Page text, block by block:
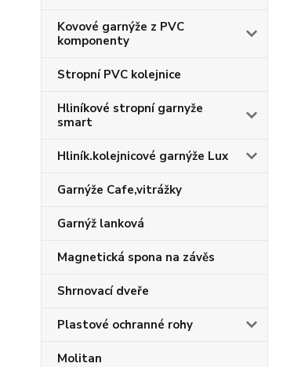
Kovové garnýže z PVC
komponenty
Stropní PVC kolejnice
Hliníkové stropní garnyže
smart
Hliník.kolejnicové garnýže Lux
Garnýže Cafe,vitrážky
Garnýž lanková
Magnetická spona na závěs
Shrnovací dveře
Plastové ochranné rohy
Molitan